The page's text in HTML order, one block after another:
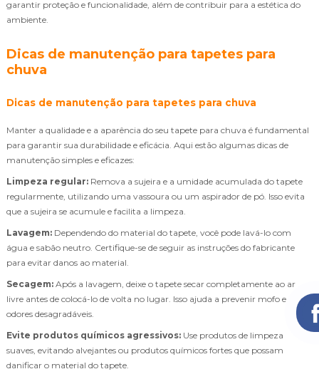
garantir proteção e funcionalidade, além de contribuir para a estética do
ambiente.
Dicas de manutenção para tapetes para
chuva
Dicas de manutenção para tapetes para chuva
Manter a qualidade e a aparência do seu tapete para chuva é fundamental
para garantir sua durabilidade e eficácia. Aqui estão algumas dicas de
manutenção simples e eficazes:
Limpeza regular: Remova a sujeira e a umidade acumulada do tapete
regularmente, utilizando uma vassoura ou um aspirador de pó. Isso evita
que a sujeira se acumule e facilita a limpeza.
Lavagem: Dependendo do material do tapete, você pode lavá-lo com
água e sabão neutro. Certifique-se de seguir as instruções do fabricante
para evitar danos ao material.
Secagem: Após a lavagem, deixe o tapete secar completamente ao ar
livre antes de colocá-lo de volta no lugar. Isso ajuda a prevenir mofo e
odores desagradáveis.
Evite produtos químicos agressivos: Use produtos de limpeza
suaves, evitando alvejantes ou produtos químicos fortes que possam
danificar o material do tapete.